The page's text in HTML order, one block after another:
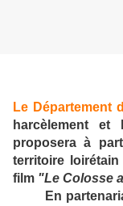
Le Département
harcèlement
proposera à
territoire
film "Le Colosse
En